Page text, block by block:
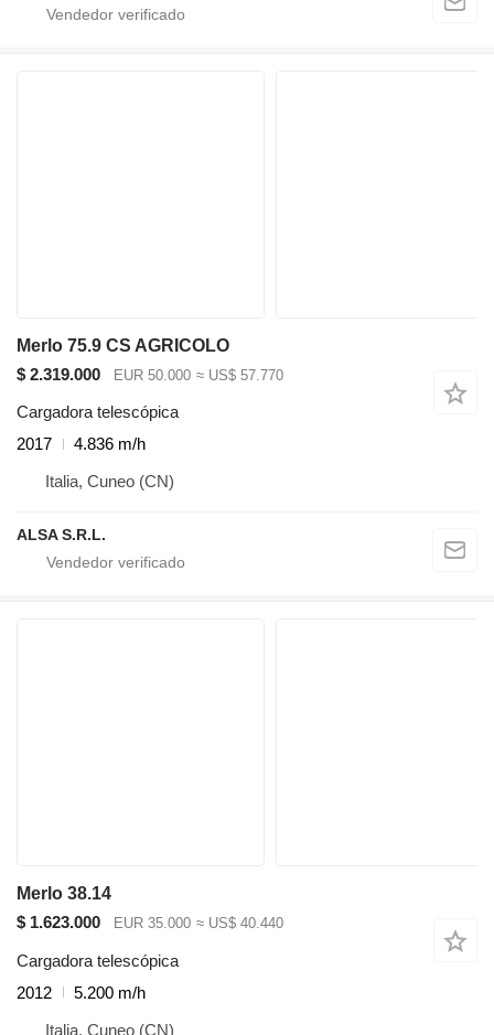
Merlo 75.9 CS AGRICOLO
$ 2.319.000
EUR 50.000 ≈ US$ 57.770
Cargadora telescópica
2017
4.836 m/h
Italia, Cuneo (CN)
ALSA S.R.L.
Merlo 38.14
$ 1.623.000
EUR 35.000 ≈ US$ 40.440
Cargadora telescópica
2012
5.200 m/h
Italia, Cuneo (CN)